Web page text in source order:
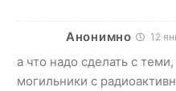
Анонимно 12
а что надо сделать с
могильники с